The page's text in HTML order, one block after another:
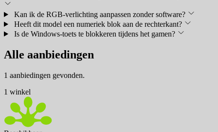
Kan ik de RGB-verlichting aanpassen zonder software?
Heeft dit model een numeriek blok aan de rechterkant?
Is de Windows-toets te blokkeren tijdens het gamen?
Alle aanbiedingen
1 aanbiedingen gevonden.
1 winkel